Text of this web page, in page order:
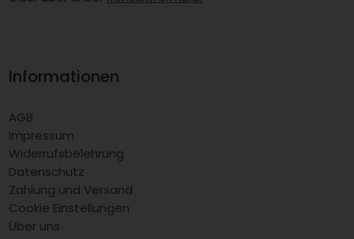
Informationen
AGB
Impressum
Widerrufsbelehrung
Datenschutz
Zahlung und Versand
Cookie Einstellungen
Über uns